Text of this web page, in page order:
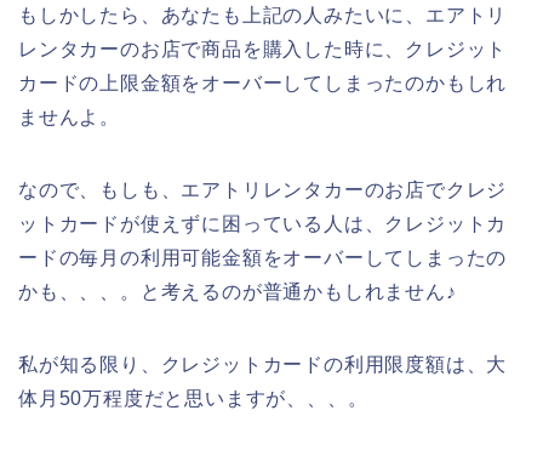
もしかしたら、あなたも上記の人みたいに、エアトリ
レンタカーのお店で商品を購入した時に、クレジット
カードの上限金額をオーバーしてしまったのかもしれ
ませんよ。
なので、もしも、エアトリレンタカーのお店でクレジ
ットカードが使えずに困っている人は、クレジットカ
ードの毎月の利用可能金額をオーバーしてしまったの
かも、、、。と考えるのが普通かもしれません♪
私が知る限り、クレジットカードの利用限度額は、大
体月50万程度だと思いますが、、、。